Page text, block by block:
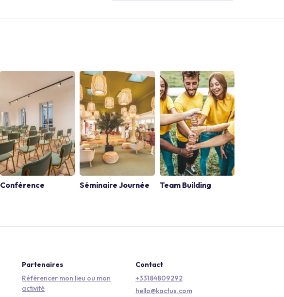
Conférence Séminaire Journée Team Building
Partenaires
Référencer mon lieu ou mon
activité
Contact
+33184809292
hello@kactus.com